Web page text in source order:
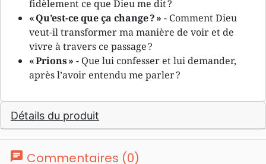
fidèlement ce que Dieu me dit ?
« Qu’est-ce que ça change ? » - Comment Dieu
veut-il transformer ma manière de voir et de
vivre à travers ce passage ?
« Prions » - Que lui confesser et lui demander,
après l’avoir entendu me parler ?
Détails du produit
chat Commentaires (0)